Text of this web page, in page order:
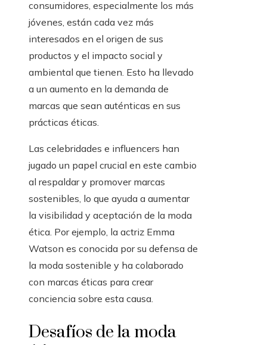
consumidores, especialmente los más
jóvenes, están cada vez más
interesados en el origen de sus
productos y el impacto social y
ambiental que tienen. Esto ha llevado
a un aumento en la demanda de
marcas que sean auténticas en sus
prácticas éticas.
Las celebridades e influencers han
jugado un papel crucial en este cambio
al respaldar y promover marcas
sostenibles, lo que ayuda a aumentar
la visibilidad y aceptación de la moda
ética. Por ejemplo, la actriz Emma
Watson es conocida por su defensa de
la moda sostenible y ha colaborado
con marcas éticas para crear
conciencia sobre esta causa.
Desafíos de la moda